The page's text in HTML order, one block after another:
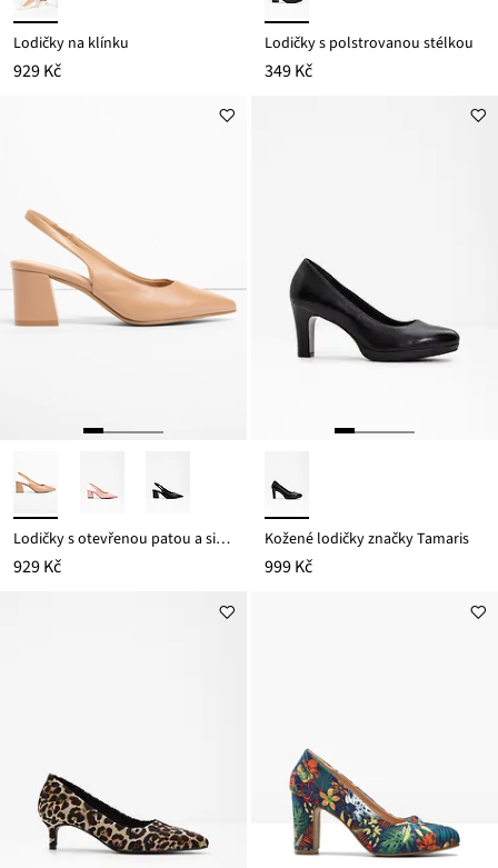
Lodičky na klínku
929 Kč
Lodičky s polstrovanou stélkou
349 Kč
Lodičky s otevřenou patou a silnějším podpatkem
929 Kč
Kožené lodičky značky Tamaris
999 Kč